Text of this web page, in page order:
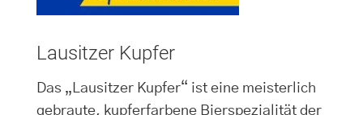
Lausitzer Kupfer
Das „Lausitzer Kupfer“ ist eine meisterlich
gebraute, kupferfarbene Bierspezialität der